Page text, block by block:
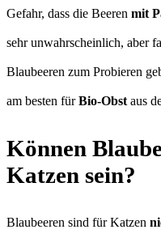
Gefahr, dass die Beeren mit
sehr unwahrscheinlich, aber
Blaubeeren zum Probieren
am besten fürBio-Obst aus
Können
Katzen sein?
Blaubeeren sind für Katzen